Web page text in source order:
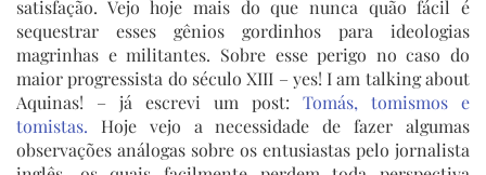
satisfação. Vejo hoje mais do que nunca quão fácil é
sequestrar esses gênios gordinhos para ideologias
magrinhas e militantes. Sobre esse perigo no caso do
maior progressista do século XIII – yes! I am talking about
Aquinas! – já escrevi um post: Tomás, tomismos e
tomistas. Hoje vejo a necessidade de fazer algumas
observações análogas sobre os entusiastas pelo jornalista